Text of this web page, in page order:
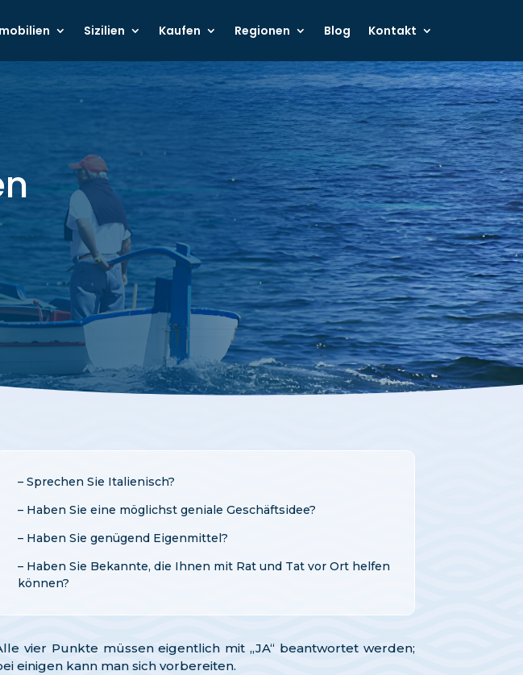
Sizilien Kaufen Regionen Blog Kontakt
– Sprechen Sie Italienisch?
– Haben Sie eine möglichst geniale Geschäftsidee?
– Haben Sie genügend Eigenmittel?
– Haben Sie Bekannte, die Ihnen mit Rat und Tat vor Ort helfen
können?
vier Punkte müssen eigentlich mit „JA“ beantwortet werden;
einigen kann man sich vorbereiten.